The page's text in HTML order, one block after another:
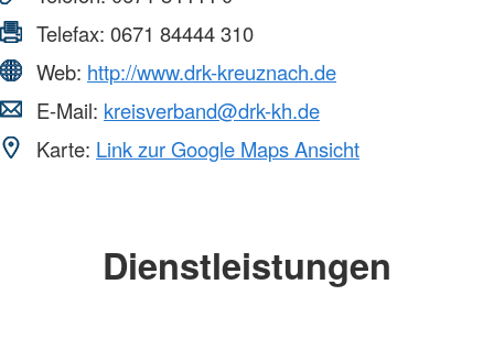
Telefax: 0671 84444 310
Web: http://www.drk-kreuznach.de
E-Mail: kreisverband@drk-kh.de
Karte: Link zur Google Maps Ansicht
Dienstleistungen